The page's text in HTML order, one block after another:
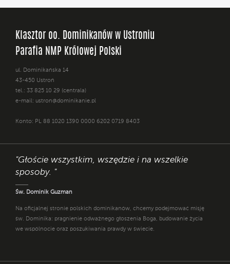
Klasztor oo. Dominikanów w Ustroniu
Parafia NMP Królowej Polski
ul. Dominikańska 14
43-450 Ustroń
tel.: 33 825 10 29 (centrala)
e-mail: ustron@dominikanie.pl
Konto: PL 88 1020 1390 0000 6202 0719 8403
"Głoście wszystkim, wszędzie i na wszelkie
sposoby. "
Św. Dominik Guzman
Na oficjalnej stronie polskich dominikanów, chcemy podejmować misję
św. Dominika: pragnienie odważnego głoszenia Boga, budowanie życia
we wspólnocie oraz poszukiwania prawdy w świecie.